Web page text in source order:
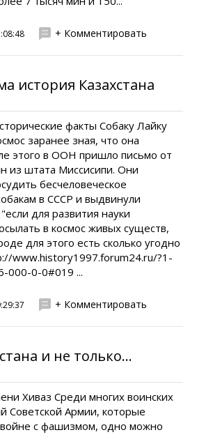
+ Комментировать
история Казахстана
факты Собаку Лайку
заранее зная, что она
этого в ООН пришло письмо от
из штата Миссисипи. Они
бесчеловеческое
в СССР и выдвинули
для развития науки
в космос живых существ,
для этого есть сколько угодно
www.history1997.forum24.ru/?1-
000-0-0#019 ...
+ Комментировать
и не только...
Хиваз Среди многих воинских
Советской Армии, которые
войне с фашизмом, одно можно